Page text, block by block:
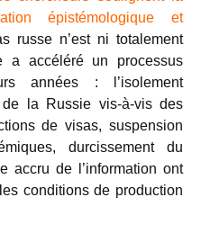
épistémologique et
russe n’est ni totalement
accéléré un processus
années : l’isolement
la Russie vis-à-vis des
de visas, suspension
durcissement du
accru de l’information ont
conditions de production